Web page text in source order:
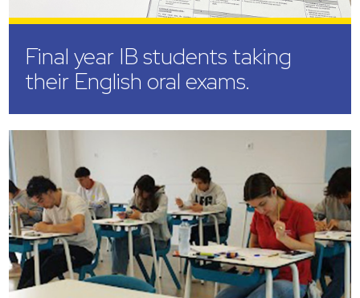
Final year IB students taking
their English oral exams.